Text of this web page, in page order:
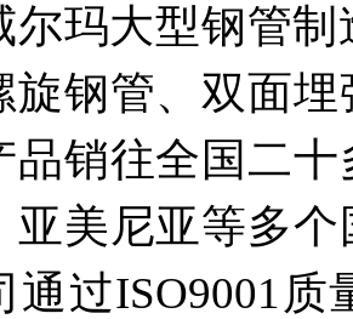
尔玛大型钢管
旋钢管、双面
品销往全国二
亚美尼亚等多
通过ISO9001